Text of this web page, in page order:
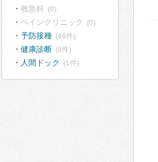
救急科 (0)
ペインクリニック (0)
予防接種 (46件)
健康診断 (6件)
人間ドック (1件)